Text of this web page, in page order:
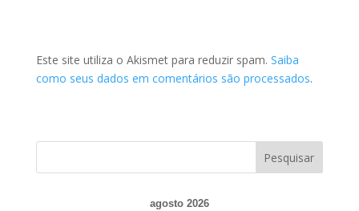
Este site utiliza o Akismet para reduzir spam. Saiba
como seus dados em comentários são processados.
agosto 2026